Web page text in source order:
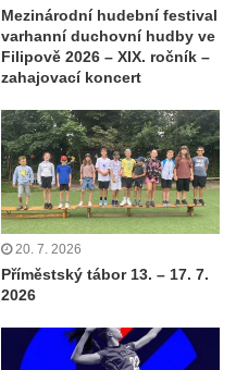
Mezinárodní hudební festival
varhanní duchovní hudby ve
Filipově 2026 – XIX. ročník –
zahajovací koncert
20. 7. 2026
Příměstský tábor 13. – 17. 7.
2026